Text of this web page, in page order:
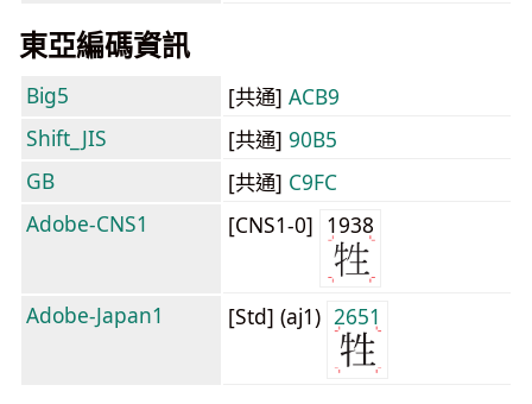
東亞編碼資訊
Big5 [共通] ACB9
Shift_JIS
[共通] 90B5
GB
[共通] C9FC
Adobe-CNS1
[CNS1-0] 1938
Adobe-Japan1 [Std] (aj1) 2651